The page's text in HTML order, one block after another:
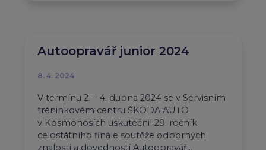
Autoopravář junior 2024
8. 4. 2024
V termínu 2. – 4. dubna 2024 se v Servisním
tréninkovém centru ŠKODA AUTO
v Kosmonosích uskutečnil 29. ročník
celostátního finále soutěže odborných
znalostí a dovedností Autoopravář…